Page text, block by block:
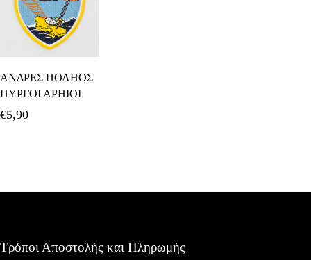
Καλάθι
ΑΝΔΡΕΣ ΠΟΛΗΟΣ
ΠΥΡΓΟΙ ΑΡΗΙΟΙ
€5,90
Τρόποι Αποστολής και Πληρωμής